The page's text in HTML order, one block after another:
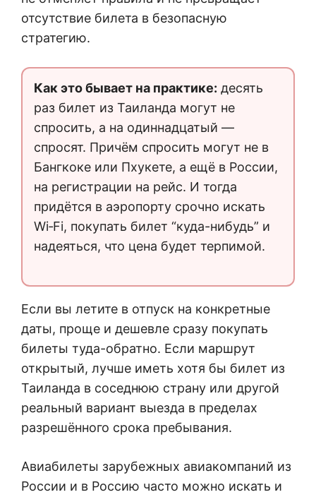
отсутствие билета в безопасную
стратегию.
Как это бывает на практике: десять
раз билет из Таиланда могут не
спросить, а на одиннадцатый —
спросят. Причём спросить могут не в
Бангкоке или Пхукете, а ещё в России,
на регистрации на рейс. И тогда
придётся в аэропорту срочно искать
Wi‑Fi, покупать билет “куда-нибудь” и
надеяться, что цена будет терпимой.
Если вы летите в отпуск на конкретные
даты, проще и дешевле сразу покупать
билеты туда-обратно. Если маршрут
открытый, лучше иметь хотя бы билет из
Таиланда в соседнюю страну или другой
реальный вариант выезда в пределах
разрешённого срока пребывания.
Авиабилеты зарубежных авиакомпаний из
России и в Россию часто можно искать и